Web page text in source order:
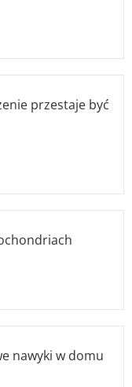
przestaje być
nawyki w domu